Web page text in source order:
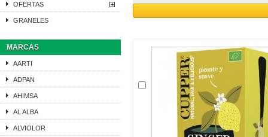
OFERTAS
GRANELES
MARCAS
AARTI
ADPAN
AHIMSA
AL ALBA
ALVIOLOR